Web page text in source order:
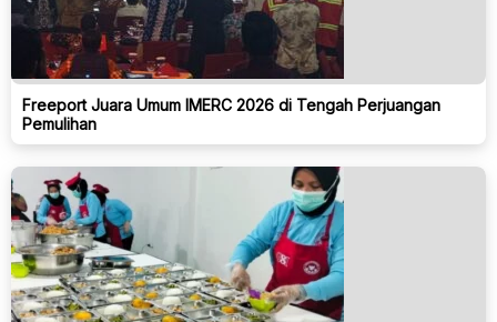
Freeport Juara Umum IMERC 2026 di Tengah Perjuangan
Pemulihan